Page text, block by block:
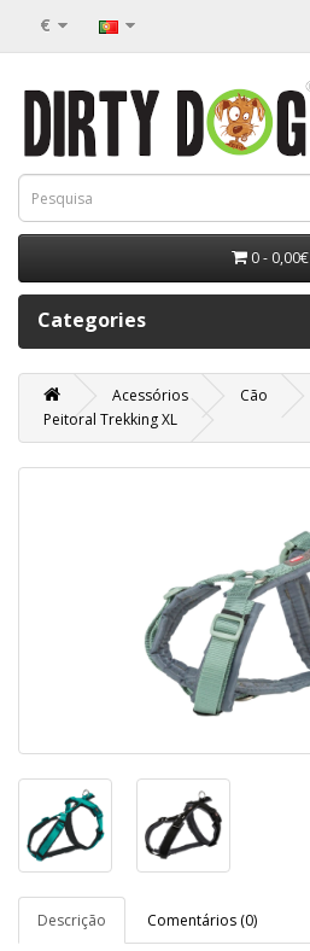
€
0 - 0,00€
Categories
Acessórios Cão
Peitoral Trekking XL
Descrição Comentários (0)